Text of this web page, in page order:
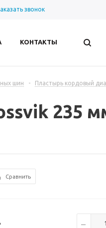
звонок
КОНТАКТЫ
шин - Пластырь кордовый
235
Сравнить